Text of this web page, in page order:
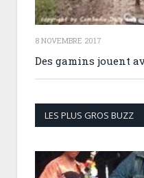
8 NOVEMBRE 2017
Des gamins jouent
LES PLUS GROS BUZZ